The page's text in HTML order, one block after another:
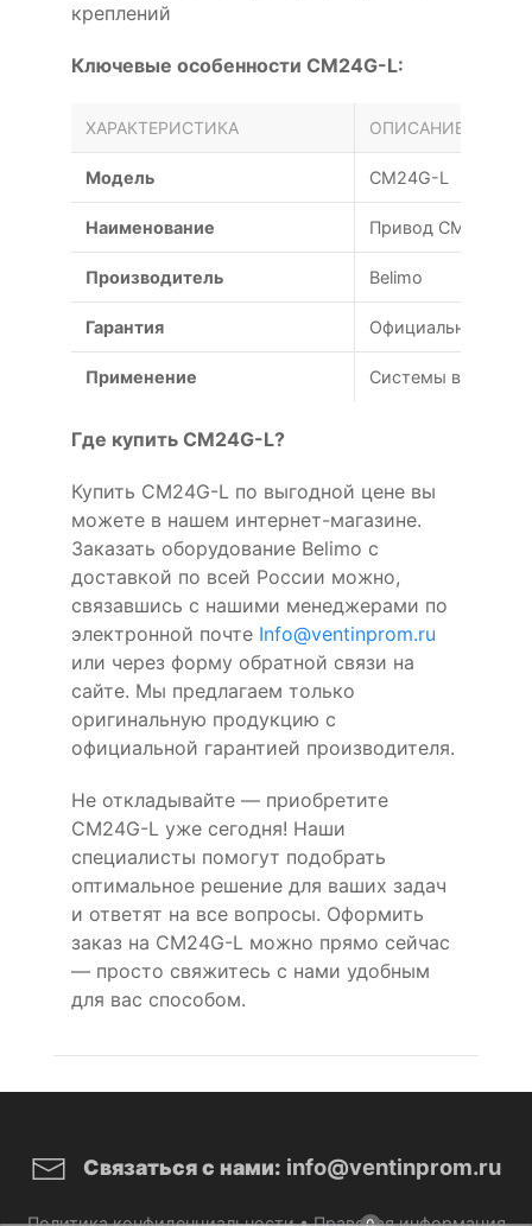
креплений
Ключевые особенности CM24G-L:
ХАРАКТЕРИСТИКА ОПИСАНИЕ
Модель CM24G-L
Наименование Привод CM24G-L
Производитель Belimo
Гарантия Официальная
Применение Системы
Где купить CM24G-L?
Купить CM24G-L по выгодной цене вы
можете в нашем интернет-магазине.
Заказать оборудование Belimo с
доставкой по всей России можно,
связавшись с нашими менеджерами по
электронной почте Info@ventinprom.ru
или через форму обратной связи на
сайте. Мы предлагаем только
оригинальную продукцию с
официальной гарантией производителя.
Не откладывайте — приобретите
CM24G-L уже сегодня! Наши
специалисты помогут подобрать
оптимальное решение для ваших задач
и ответят на все вопросы. Оформить
заказ на CM24G-L можно прямо сейчас
— просто свяжитесь с нами удобным
для вас способом.
Связаться с нами: info@ventinprom.ru